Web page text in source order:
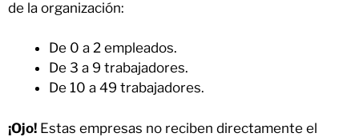
de la organización:
De 0 a 2 empleados.
De 3 a 9 trabajadores.
De 10 a 49 trabajadores.
¡Ojo! Estas empresas no reciben directamente el